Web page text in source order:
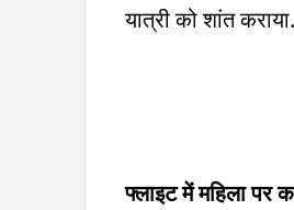
यात्री को शांत
फ्लाइट में महिला पर